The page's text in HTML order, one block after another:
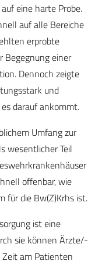
eine harte Probe.
auf alle Bereiche
erprobte
Begegnung einer
Dennoch zeigte
und
darauf ankommt.
Umfang zur
wesentlicher Teil
offenbar, wie
für die Bw(Z)Krhs ist.
ist eine
sie können Ärzte/-
am Patienten